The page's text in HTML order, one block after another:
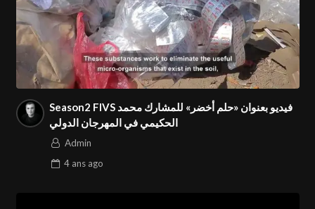
Season2 FIVS فيديو بعنوان «حلم أخضر» للمشارك محمد
الحكيمي في المهرجان الدولي
Admin
4 ans ago